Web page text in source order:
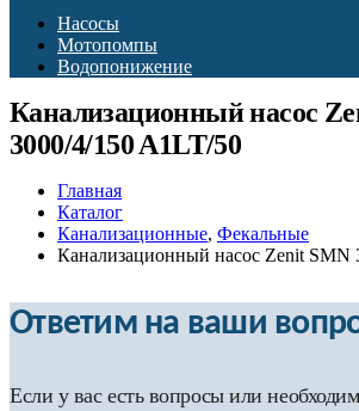
Насосы
Мотопомпы
Водопонижение
Канализационный насос
3000/4/150 A1LT/50
Главная
Каталог
Канализационные, Фекальные
Канализационный насос Zenit SMN
Ответим на ваши
Если у вас есть вопросы или